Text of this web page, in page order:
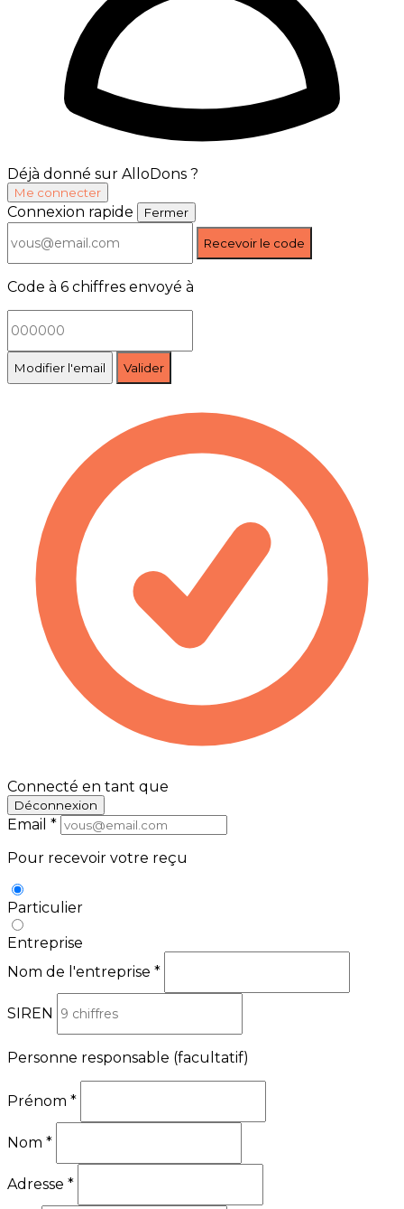
Déjà donné sur AlloDons ?
Me connecter
Connexion rapide Fermer
Recevoir le code
Code à 6 chiffres envoyé à
Modifier l'email Valider
Connecté en tant que
Déconnexion
Email *
Pour recevoir votre reçu
Particulier
Entreprise
Nom de l'entreprise *
SIREN
Personne responsable (facultatif)
Prénom *
Nom *
Adresse *